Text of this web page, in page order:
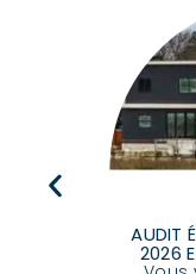
AUDIT
2026